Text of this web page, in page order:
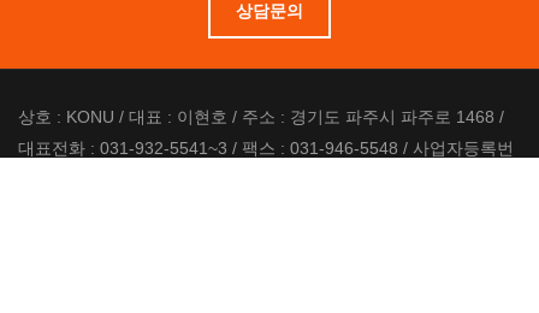
상담문의
상호 : KONU / 대표 : 이현호 / 주소 : 경기도 파주시 파주로 1468 /
대표전화 : 031-932-5541~3 / 팩스 : 031-946-5548 / 사업자등록번